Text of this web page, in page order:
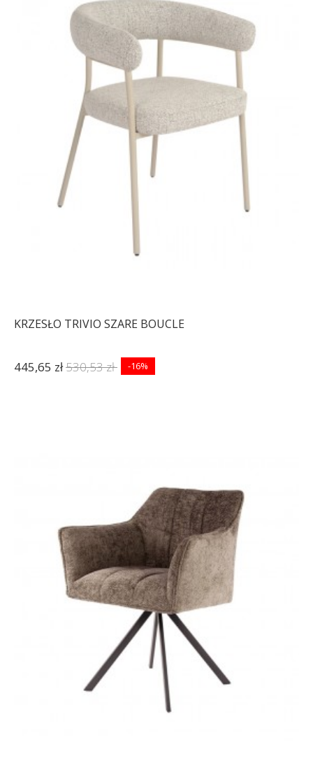
KRZESŁO TRIVIO SZARE BOUCLE
445,65 zł530,53 zł -16%